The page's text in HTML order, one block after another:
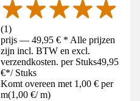
(1)
prijs — 49,95 € * Alle prijzen
zijn incl. BTW en excl.
verzendkosten. per Stuks49,95
€*/ Stuks
Komt overeen met 1,00 € per
m(1,00 €/ m)